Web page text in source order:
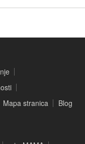
Mapa stranica Blog